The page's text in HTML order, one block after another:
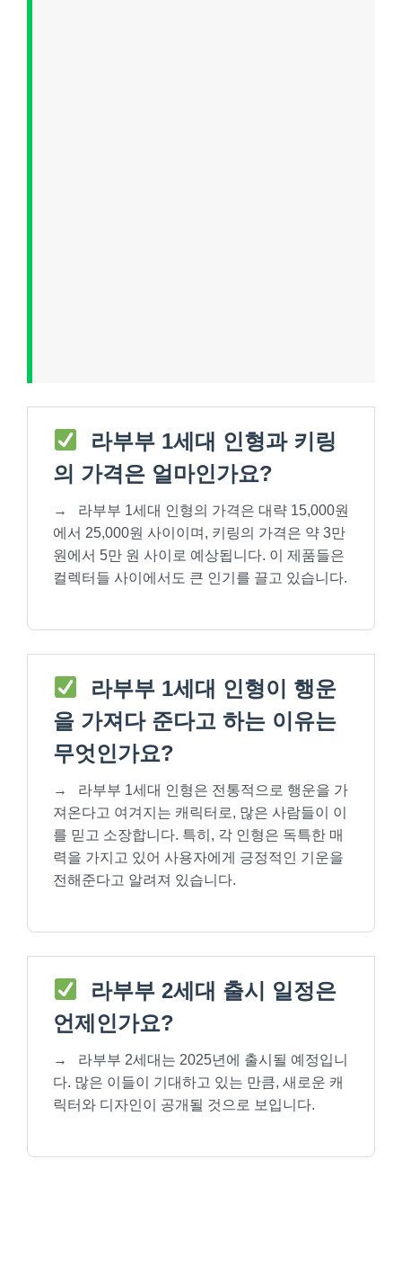
라부부 1세대 인형과 키링
의 가격은 얼마인가요?
→
라부부 1세대 인형의 가격은 대략 15,000원
에서 25,000원 사이이며, 키링의 가격은 약 3만
원에서 5만 원 사이로 예상됩니다. 이 제품들은
컬렉터들 사이에서도 큰 인기를 끌고 있습니다.
라부부 1세대 인형이 행운
을 가져다 준다고 하는 이유는
무엇인가요?
→
라부부 1세대 인형은 전통적으로 행운을 가
져온다고 여겨지는 캐릭터로, 많은 사람들이 이
를 믿고 소장합니다. 특히, 각 인형은 독특한 매
력을 가지고 있어 사용자에게 긍정적인 기운을
전해준다고 알려져 있습니다.
라부부 2세대 출시 일정은
언제인가요?
→
라부부 2세대는 2025년에 출시될 예정입니
다. 많은 이들이 기대하고 있는 만큼, 새로운 캐
릭터와 디자인이 공개될 것으로 보입니다.